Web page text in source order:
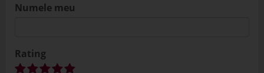
Numele meu
Rating